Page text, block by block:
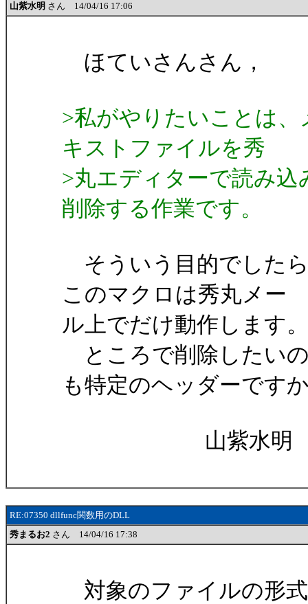
山紫水明 さん 14/04/16 17:06
ほていさんさん，
>私がやりたいことは
キストファイルを秀
>丸エディターで読み
削除する作業です。
そういう目的でした
このマクロは秀丸メー
ル上でだけ動作します。
ところで削除したい
も特定のヘッダーです
山紫水明
RE:07350 dllfunc関数用のDLL
秀まるお2 さん 14/04/16 17:38
対象のファイルの形